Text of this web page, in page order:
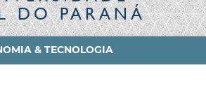
DO PARANÁ
& TECNOLOGIA